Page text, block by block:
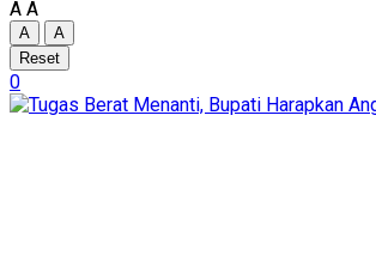
A A
A
A
Reset
0